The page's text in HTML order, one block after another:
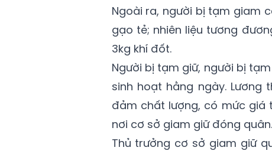
Ngoài ra, người bị tạm giam
gạo tẻ; nhiên liệu tương
3kg khí đốt.
Người bị tạm giữ, người bị
sinh hoạt hằng ngày. Lương
đảm chất lượng, có mức giá
nơi cơ sở giam giữ đóng quân.
Thủ trưởng cơ sở giam giữ